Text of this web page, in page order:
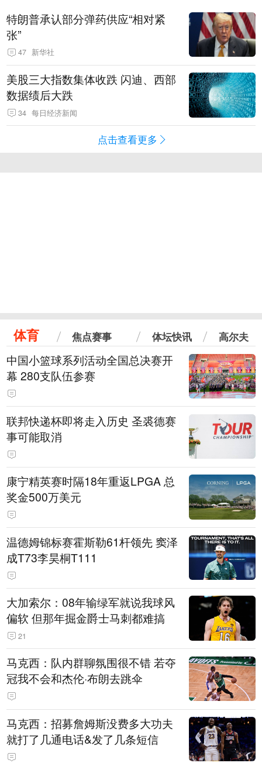
特朗普承认部分弹药供应“相对紧
张”
47 新华社
美股三大指数集体收跌 闪迪、西部
数据绩后大跌
34 每日经济新闻
点击查看更多
体育 焦点赛事 体坛快讯 高尔夫
中国小篮球系列活动全国总决赛开
幕 280支队伍参赛
联邦快递杯即将走入历史 圣裘德赛
事可能取消
康宁精英赛时隔18年重返LPGA 总
奖金500万美元
温德姆锦标赛霍斯勒61杆领先 窦泽
成T73李昊桐T111
大加索尔：08年输绿军就说我球风
偏软 但那年掘金爵士马刺都难搞
21
马克西：队内群聊氛围很不错 若夺
冠我不会和杰伦·布朗去跳伞
马克西：招募詹姆斯没费多大功夫
就打了几通电话&发了几条短信